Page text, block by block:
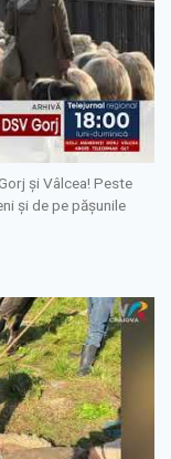
și Vâlcea! Peste
și de pe pășunile